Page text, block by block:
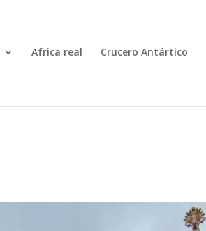
Africa real Crucero Antártico